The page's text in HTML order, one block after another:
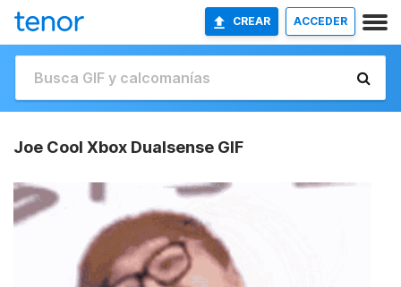
CREAR ACCEDER
Joe Cool Xbox Dualsense GIF